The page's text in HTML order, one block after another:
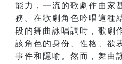
能力，一流的歌劇作曲家
務。在歌劇角色吟唱這種
段的舞曲詠唱調時，歌劇
該角色的身份、性格、欲
事件和隱喻。然而，舞曲